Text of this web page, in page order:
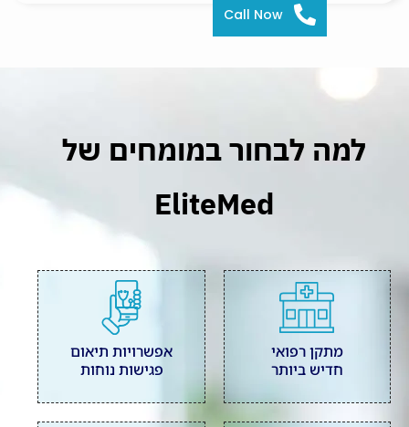
למה לבחור במומחים של
EliteMed
מתקן רפואי
חדיש ביותר
אפשרויות תיאום
פגישות נוחות
Call Now